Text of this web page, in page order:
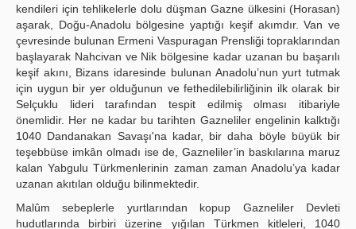
kendileri için tehlikelerle dolu düşman Gazne ülkesini (Horasan)
aşarak, Doğu-Anadolu bölgesine yaptığı keşif akımdır. Van ve
çevresinde bulunan Ermeni Vaspuragan Prensliği topraklarından
başlayarak Nahcivan ve Nik bölgesine kadar uzanan bu başarılı
keşif akını, Bizans idaresinde bulunan Anadolu’nun yurt tutmak
için uygun bir yer olduğunun ve fethedilebilirliğinin ilk olarak bir
Selçuklu lideri tarafından tespit edilmiş olması itibariyle
önemlidir. Her ne kadar bu tarihten Gazneliler engelinin kalktığı
1040 Dandanakan Savaşı'na kadar, bir daha böyle büyük bir
teşebbüse imkân olmadı ise de, Gazneliler’in baskılarına maruz
kalan Yabgulu Türkmenlerinin zaman zaman Anadolu’ya kadar
uzanan akıtılan olduğu bilinmektedir.
Malûm sebeplerle yurtlarından kopup Gazneliler Devleti
hudutlarında birbiri üzerine yığılan Türkmen kitleleri, 1040